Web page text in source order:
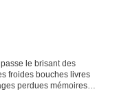
le brisant des
froides bouches livres
perdues mémoires